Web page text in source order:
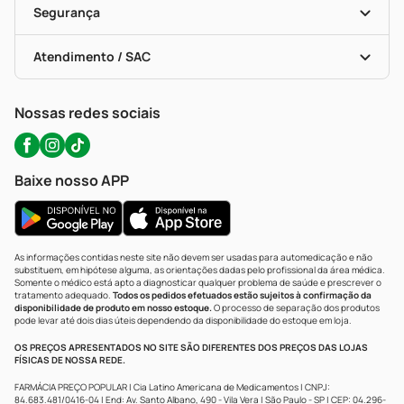
Formas De Pagamento
Troca E Devolução
Bulas De A A Z
Políticas De Marketplace
Serviços Farmacêuticos
Testes Rápidos
Autoteste Covid-19
Segurança
Certificado De Segurança
Portal Da Privacidade
Atendimento / SAC
WhatsApp (47) 9202-1687
Nossas redes sociais
Baixe nosso APP
As informações contidas neste site não devem ser usadas para automedicação e não
substituem, em hipótese alguma, as orientações dadas pelo profissional da área médica.
Somente o médico está apto a diagnosticar qualquer problema de saúde e prescrever o
tratamento adequado. Todos os pedidos efetuados estão sujeitos à confirmação da
disponibilidade de produto em nosso estoque.O processo de separação dos produtos
pode levar até dois dias úteis dependendo da disponibilidade do estoque em loja.
OS PREÇOS APRESENTADOS NO SITE SÃO DIFERENTES DOS PREÇOS DAS LOJAS
FÍSICAS DE NOSSA REDE.
FARMÁCIA PREÇO POPULAR | Cia Latino Americana de Medicamentos | CNPJ:
84.683.481/0416-04 | End: Av. Santo Albano, 490 - Vila Vera | São Paulo - SP | CEP: 04.296-